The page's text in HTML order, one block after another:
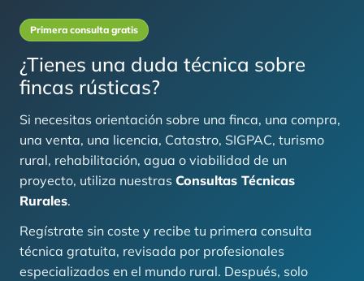
Primera consulta gratis
¿Tienes una duda técnica sobre
fincas rústicas?
Si necesitas orientación sobre una finca, una compra,
una venta, una licencia, Catastro, SIGPAC, turismo
rural, rehabilitación, agua o viabilidad de un
proyecto, utiliza nuestras Consultas Técnicas
Rurales.
Regístrate sin coste y recibe tu primera consulta
técnica gratuita, revisada por profesionales
especializados en el mundo rural. Después, solo